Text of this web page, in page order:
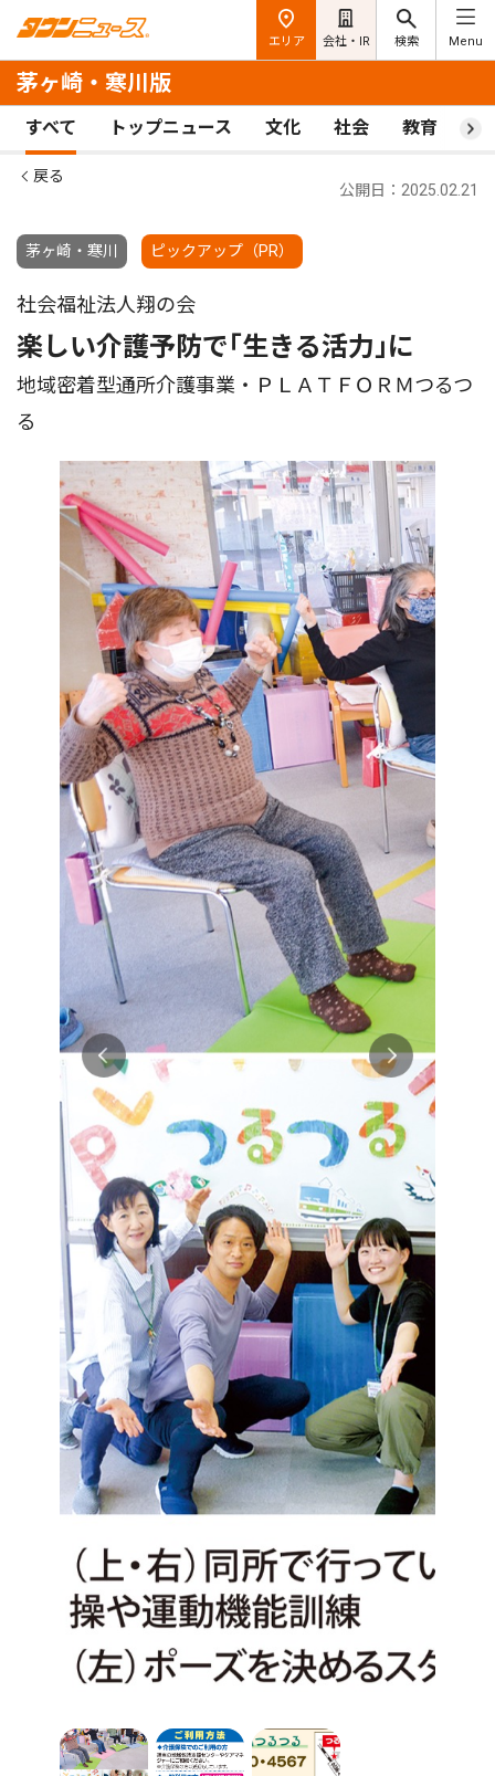
エリア 会社・IR 検索 Menu
茅ヶ崎・寒川版
すべて トップニュース 文化 社会 教育 ス
戻る
茅ヶ崎・寒川 ピックアップ（PR）
公開日：2025.02.21
社会福祉法人翔の会
楽しい介護予防で｢生きる活力｣に
地域密着型通所介護事業・ＰＬＡＴＦＯＲＭつるつ
る